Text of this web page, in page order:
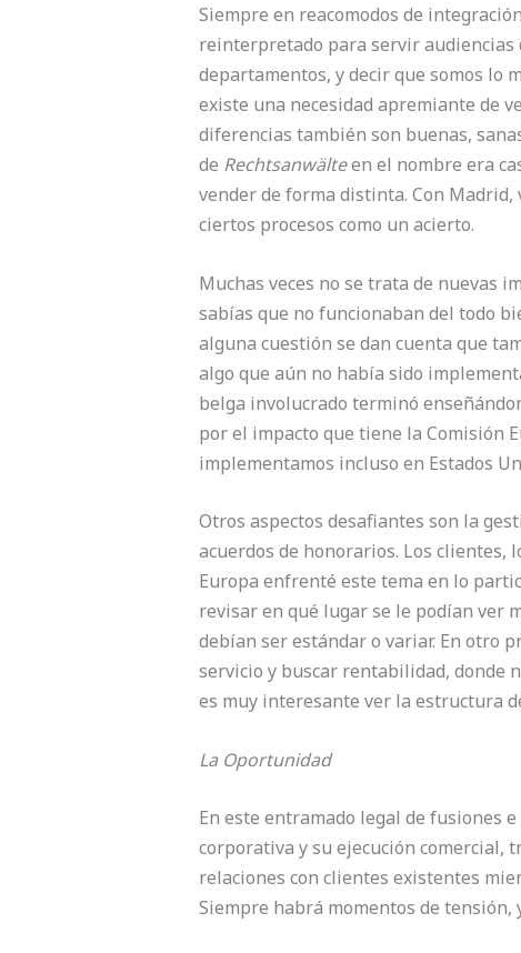
Siempre en reacomodos de
reinterpretado para servir
departamentos, y decir que somos lo
existe una necesidad apremiante de
diferencias también son buenas,
de Rechtsanwälteen el nombre era
vender de forma distinta. Con
ciertos procesos como un acierto.
Muchas veces no se trata de nuevas
sabías que no funcionaban del todo
alguna cuestión se dan cuenta que
algo que aún no había sido
belga involucrado terminó
por el impacto que tiene la Comisión
implementamos incluso en Estados
Otros aspectos desafiantes son la
acuerdos de honorarios. Los clientes,
Europa enfrenté este tema en lo
revisar en qué lugar se le podían ver
debían ser estándar o variar. En otro
servicio y buscar rentabilidad, donde
es muy interesante ver la estructura
La Oportunidad
En este entramado legal de fusiones
corporativa y su ejecución comercial,
relaciones con clientes existentes
Siempre habrá momentos de tensión,